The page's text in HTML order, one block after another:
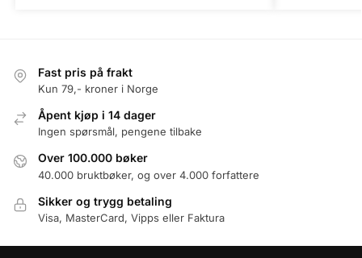
Fast pris på frakt
Kun 79,- kroner i Norge
Åpent kjøp i 14 dager
Ingen spørsmål, pengene tilbake
Over 100.000 bøker
40.000 bruktbøker, og over 4.000 forfattere
Sikker og trygg betaling
Visa, MasterCard, Vipps eller Faktura